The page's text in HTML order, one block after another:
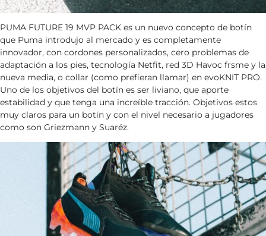
PUMA FUTURE 19 MVP PACK es un nuevo concepto de botín
que Puma introdujo al mercado y es completamente
innovador, con cordones personalizados, cero problemas de
adaptación a los pies, tecnología Netfit, red 3D Havoc frsme y la
nueva media, o collar (como prefieran llamar) en evoKNIT PRO.
Uno de los objetivos del botín es ser liviano, que aporte
estabilidad y que tenga una increíble tracción. Objetivos estos
muy claros para un botín y con el nivel necesario a jugadores
como son Griezmann y Suaréz.